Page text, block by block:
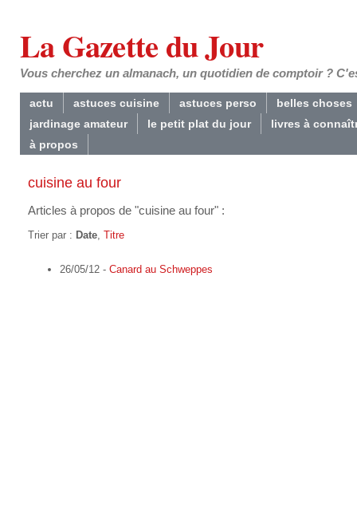
La Gazette du Jour
Vous cherchez un almanach, un quotidien de comptoir ?
actu astuces cuisine astuces perso
belles choses
jardinage amateur
le petit plat du jour
livres à
à propos
cuisine au four
Articles à propos de "cuisine au four" :
Trier par : Date Titre
26/05/12 - Canard au Schweppes